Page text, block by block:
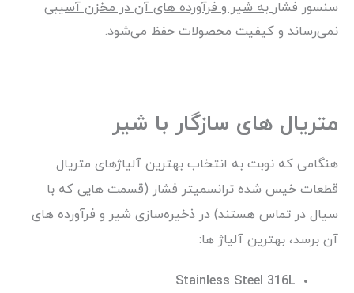
سنسور فشاربه شیر و فرآورده های آن در مخزن آسیبی
نمی‌رساند و کیفیت محصولات حفظ می‌شود.
متریال های سازگار با شیر
هنگامی که نوبت به انتخاب بهترین آلیاژهای متریال
قطعات خیس شده ترانسمیتر فشار (قسمت هایی که با
سیال در تماس هستند) در ذخیره‌سازی شیر و فرآورده های
آن برسد، بهترین آلیاژ ها:
Stainless Steel 316L